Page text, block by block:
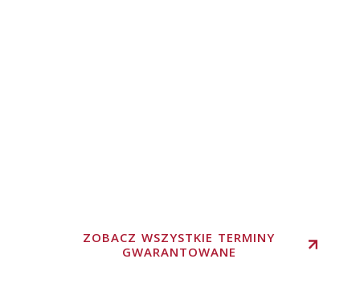
ZOBACZ WSZYSTKIE TERMINY
GWARANTOWANE